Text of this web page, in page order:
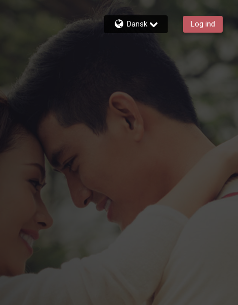
Dansk Log ind